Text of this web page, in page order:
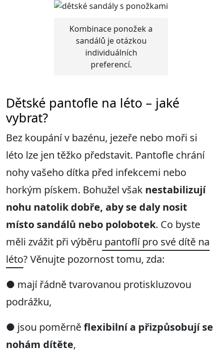
Kombinace ponožek a
sandálů je otázkou
individuálních
preferencí.
Dětské pantofle na léto – jaké
vybrat?
Bez koupání v bazénu, jezeře nebo moři si
léto lze jen těžko představit. Pantofle chrání
nohy vašeho dítka před infekcemi nebo
horkým pískem. Bohužel však nestabilizují
nohu natolik dobře, aby se daly nosit
místo sandálů nebo polobotek. Co byste
měli zvážit při výběru pantoflí pro své dítě na
léto? Věnujte pozornost tomu, zda:
● mají řádně tvarovanou protiskluzovou
podrážku,
● jsou poměrněflexibilní a přizpůsobují se
nohám dítěte,